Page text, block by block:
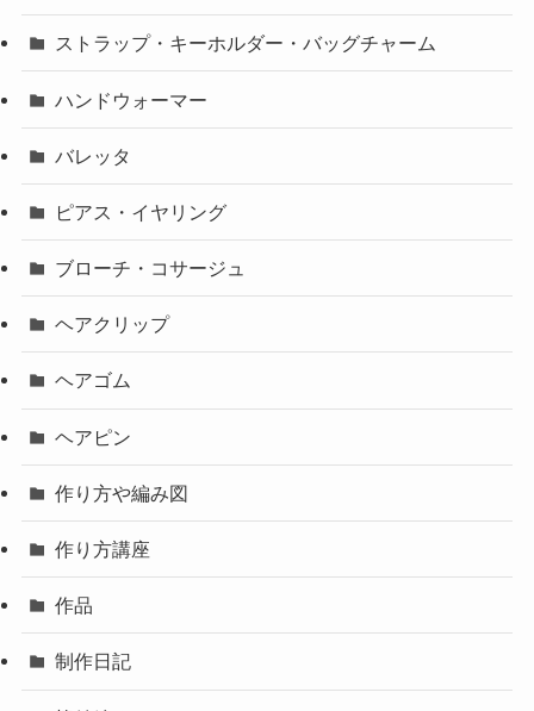
ストラップ・キーホルダー・バッグチャーム
ハンドウォーマー
バレッタ
ピアス・イヤリング
ブローチ・コサージュ
ヘアクリップ
ヘアゴム
ヘアピン
作り方や編み図
作り方講座
作品
制作日記